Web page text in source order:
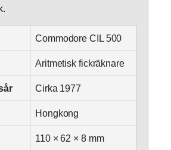
Commodore CIL 500
Aritmetisk fickräknare
Cirka 1977
Hongkong
110 × 62 × 8 mm